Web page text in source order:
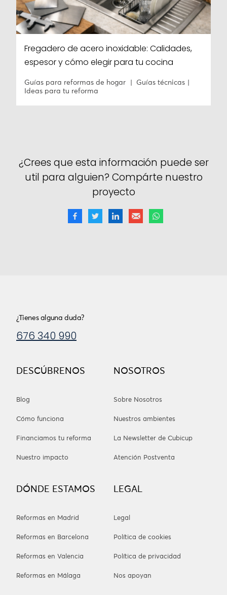
Fregadero de acero inoxidable: Calidades,
espesor y cómo elegir para tu cocina
Guías para reformas de hogar
Guías técnicas
Ideas para tu reforma
¿Crees que esta información puede ser
util para alguien? Compárte nuestro
proyecto
DESCÚBRENOS
Blog
Cómo funciona
Financiamos tu reforma
Nuestro impacto
NOSOTROS
Sobre Nosotros
Nuestros ambientes
La Newsletter de Cubicup
Atención Postventa
DÓNDE ESTAMOS
Reformas en Madrid
Reformas en Barcelona
Reformas en Valencia
Reformas en Málaga
LEGAL
Legal
Política de cookies
Política de privacidad
Nos apoyan
¿Tienes alguna duda?
676 340 990